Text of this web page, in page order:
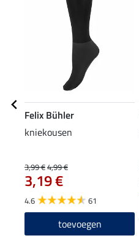
Felix Bühler
kniekousen
3,99 €4,99 €
3,19 €
4.6 61
toevoegen